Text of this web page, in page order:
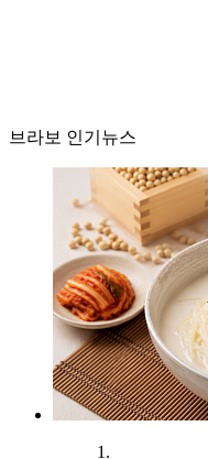
브라보 인기뉴스
1.